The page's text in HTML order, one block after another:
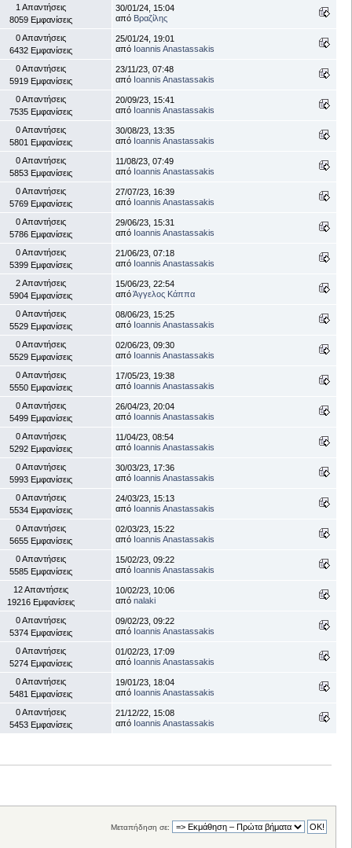
1 Απαντήσεις
8059 Εμφανίσεις
30/01/24, 15:04
από Βραζίλης
0 Απαντήσεις
6432 Εμφανίσεις
25/01/24, 19:01
από Ioannis Anastassakis
0 Απαντήσεις
5919 Εμφανίσεις
23/11/23, 07:48
από Ioannis Anastassakis
0 Απαντήσεις
7535 Εμφανίσεις
20/09/23, 15:41
από Ioannis Anastassakis
0 Απαντήσεις
5801 Εμφανίσεις
30/08/23, 13:35
από Ioannis Anastassakis
0 Απαντήσεις
5853 Εμφανίσεις
11/08/23, 07:49
από Ioannis Anastassakis
0 Απαντήσεις
5769 Εμφανίσεις
27/07/23, 16:39
από Ioannis Anastassakis
0 Απαντήσεις
5786 Εμφανίσεις
29/06/23, 15:31
από Ioannis Anastassakis
0 Απαντήσεις
5399 Εμφανίσεις
21/06/23, 07:18
από Ioannis Anastassakis
2 Απαντήσεις
5904 Εμφανίσεις
15/06/23, 22:54
απόΆγγελος Κάππα
0 Απαντήσεις
5529 Εμφανίσεις
08/06/23, 15:25
από Ioannis Anastassakis
0 Απαντήσεις
5529 Εμφανίσεις
02/06/23, 09:30
από Ioannis Anastassakis
0 Απαντήσεις
5550 Εμφανίσεις
17/05/23, 19:38
από Ioannis Anastassakis
0 Απαντήσεις
5499 Εμφανίσεις
26/04/23, 20:04
από Ioannis Anastassakis
0 Απαντήσεις
5292 Εμφανίσεις
11/04/23, 08:54
από Ioannis Anastassakis
0 Απαντήσεις
5993 Εμφανίσεις
30/03/23, 17:36
από Ioannis Anastassakis
0 Απαντήσεις
5534 Εμφανίσεις
24/03/23, 15:13
από Ioannis Anastassakis
0 Απαντήσεις
5655 Εμφανίσεις
02/03/23, 15:22
από Ioannis Anastassakis
0 Απαντήσεις
5585 Εμφανίσεις
15/02/23, 09:22
από Ioannis Anastassakis
12 Απαντήσεις
19216 Εμφανίσεις
10/02/23, 10:06
από nalaki
0 Απαντήσεις
5374 Εμφανίσεις
09/02/23, 09:22
από Ioannis Anastassakis
0 Απαντήσεις
5274 Εμφανίσεις
01/02/23, 17:09
από Ioannis Anastassakis
0 Απαντήσεις
5481 Εμφανίσεις
19/01/23, 18:04
από Ioannis Anastassakis
0 Απαντήσεις
5453 Εμφανίσεις
21/12/22, 15:08
από Ioannis Anastassakis
Μεταπήδηση σε: